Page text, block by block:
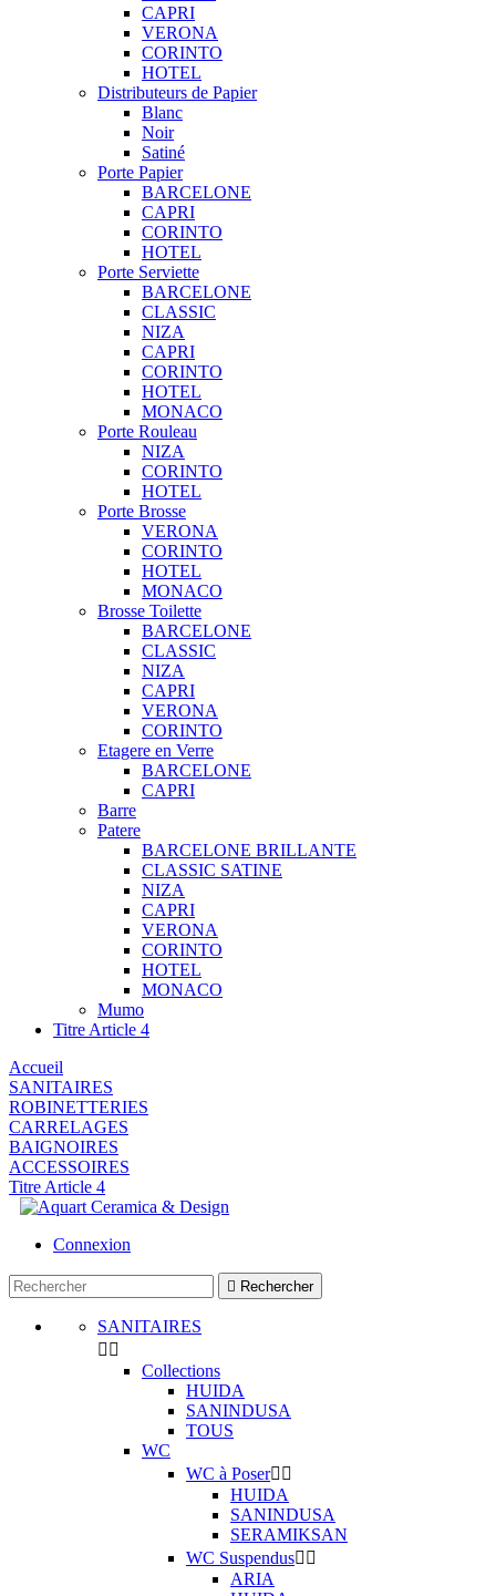
CAPRI
VERONA
CORINTO
HOTEL
Distributeurs de Papier
Blanc
Noir
Satiné
Porte Papier
BARCELONE
CAPRI
CORINTO
HOTEL
Porte Serviette
BARCELONE
CLASSIC
NIZA
CAPRI
CORINTO
HOTEL
MONACO
Porte Rouleau
NIZA
CORINTO
HOTEL
Porte Brosse
VERONA
CORINTO
HOTEL
MONACO
Brosse Toilette
BARCELONE
CLASSIC
NIZA
CAPRI
VERONA
CORINTO
Etagere en Verre
BARCELONE
CAPRI
Barre
Patere
BARCELONE BRILLANTE
CLASSIC SATINE
NIZA
CAPRI
VERONA
CORINTO
HOTEL
MONACO
Mumo
Titre Article 4
Accueil
SANITAIRES
ROBINETTERIES
CARRELAGES
BAIGNOIRES
ACCESSOIRES
Titre Article 4
Connexion
 Rechercher
SANITAIRES
 
Collections
HUIDA
SANINDUSA
TOUS
WC
WC à Poser 
HUIDA
SANINDUSA
SERAMIKSAN
WC Suspendus 
ARIA